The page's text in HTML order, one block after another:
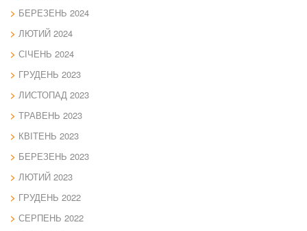
БЕРЕЗЕНЬ 2024
ЛЮТИЙ 2024
СІЧЕНЬ 2024
ГРУДЕНЬ 2023
ЛИСТОПАД 2023
ТРАВЕНЬ 2023
КВІТЕНЬ 2023
БЕРЕЗЕНЬ 2023
ЛЮТИЙ 2023
ГРУДЕНЬ 2022
СЕРПЕНЬ 2022